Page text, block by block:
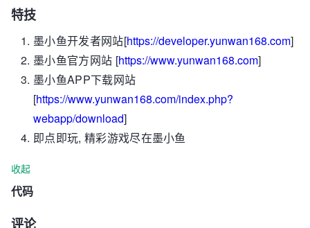
特技
墨小鱼开发者网站[https://developer.yunwan168.com]
墨小鱼官方网站 [https://www.yunwan168.com]
墨小鱼APP下载网站
[https://www.yunwan168.com/index.php?
webapp/download]
即点即玩, 精彩游戏尽在墨小鱼
收起
代码
评论